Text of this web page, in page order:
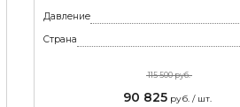
Давление
Страна
115 500 руб.
90 825руб. / шт.